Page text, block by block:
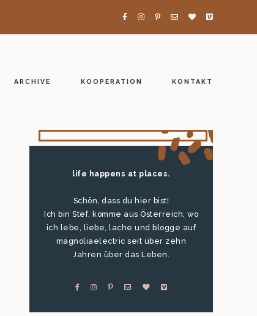
ARCHIVE KOOPERATION KONTAKT
life happens at places.
Schön, dass du hier bist!
Ich bin Stef, komme aus Österreich, wo
ich lebe, liebe, lache und blogge auf
magnoliaelectric seit über zehn
Jahren über das Leben.